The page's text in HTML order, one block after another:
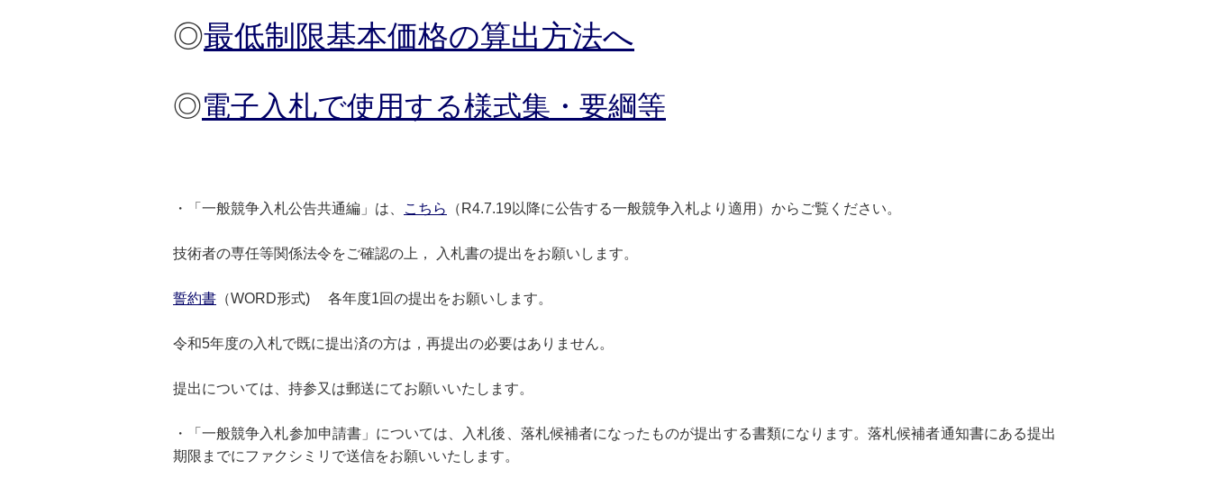
◎最低制限基本価格の算出方法へ
◎電子入札で使用する様式集・要綱等
・「一般競争入札公告共通編」は、 こちら （R4.7.19以降に公告する一般競争入札より適用）からご覧ください。
技術者の専任等関係法令をご確認の上， 入札書の提出をお願いします。
誓約書 （WORD形式) 各年度1回の提出をお願いします。
令和5年度の入札で既に提出済の方は，再提出の必要はありません。
提出については、持参又は郵送にてお願いいたします。
・「一般競争入札参加申請書」については、入札後、落札候補者になったものが提出する書類になります。落札候補者通知書にある提出
期限までにファクシミリで送信をお願いいたします。